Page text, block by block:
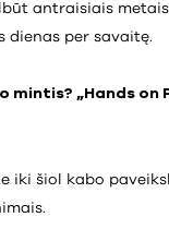
antraisiais
dienas per savaitę.
mintis? „Hands on
iki šiol kabo